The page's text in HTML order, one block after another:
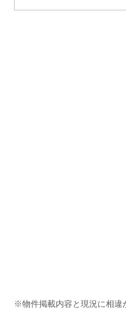
※物件掲載内容と現況に相違